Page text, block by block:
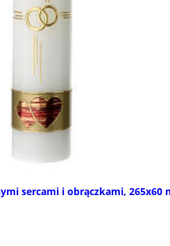
sercami i obrączkami, 265x60